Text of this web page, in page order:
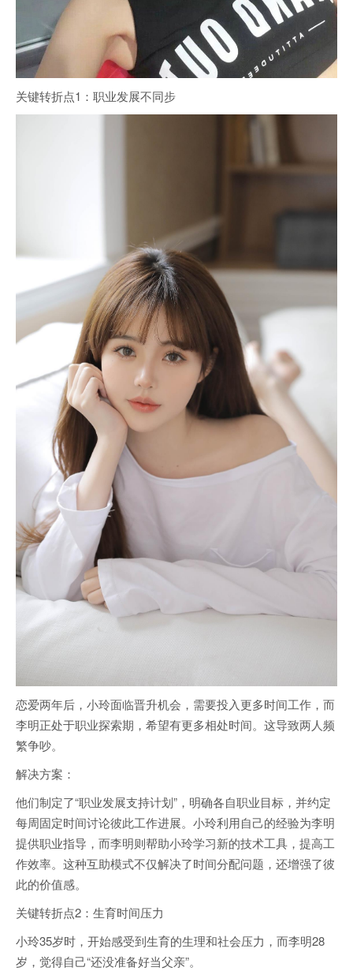
关键转折点1：职业发展不同步
恋爱两年后，小玲面临晋升机会，需要投入更多时间工作，而
李明正处于职业探索期，希望有更多相处时间。这导致两人频
繁争吵。
解决方案：
他们制定了“职业发展支持计划”，明确各自职业目标，并约定
每周固定时间讨论彼此工作进展。小玲利用自己的经验为李明
提供职业指导，而李明则帮助小玲学习新的技术工具，提高工
作效率。这种互助模式不仅解决了时间分配问题，还增强了彼
此的价值感。
关键转折点2：生育时间压力
小玲35岁时，开始感受到生育的生理和社会压力，而李明28
岁，觉得自己“还没准备好当父亲”。